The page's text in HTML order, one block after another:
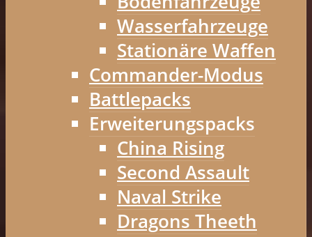
Wasserfahrzeuge
Stationäre Waffen
Commander-Modus
Battlepacks
Erweiterungspacks
China Rising
Second Assault
Naval Strike
Dragons Theeth